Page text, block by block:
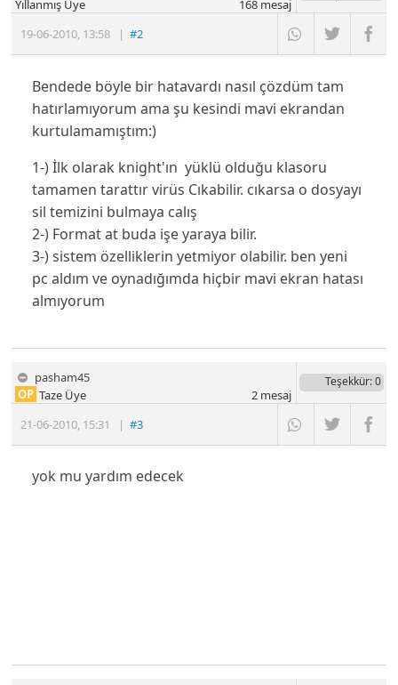
19-06-2010, 13:58 |#2
Yıllanmış Üye 168mesaj
Bendede böyle bir hatavardı nasıl çözdüm tam
hatırlamıyorum ama şu kesindi mavi ekrandan
kurtulamamıştım:)
1-) İlk olarak knight'ın yüklü olduğu klasoru
tamamen tarattır virüs Cıkabilir. cıkarsa o dosyayı
sil temizini bulmaya calış
2-) Format at buda işe yaraya bilir.
3-) sistem özelliklerin yetmiyor olabilir. ben yeni
pc aldım ve oynadığımda hiçbir mavi ekran hatası
almıyorum
pasham45
21-06-2010, 15:31 |#3
OP Taze Üye
Teşekkür: 0
2mesaj
yok mu yardım edecek